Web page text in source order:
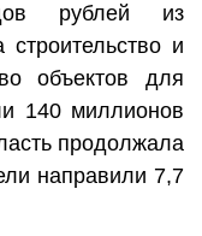
рублей из
и
объектов для
140 миллионов
продолжала
направили 7,7